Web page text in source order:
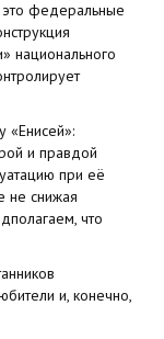
федеральные
национального
и правдой
при её
не снижая
что
и, конечно,